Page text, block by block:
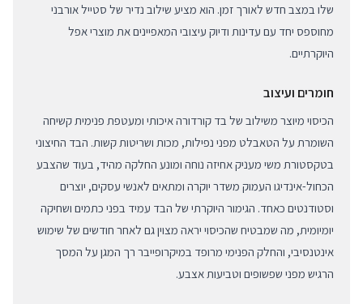
שלו במצב חדש לאורך זמן. הוא מציע שילוב נדיר של סטייל אורבני
מחוספס יחד עם עדינות ודיוק עיצובי המאפיינים את מוצרי אפל
היוקרתיים.
חומרים ועיצוב
הכיסוי מיוצר משילוב של בד קורדורה איכותי ומעטפת פנימית קשיחה
השומרת על הטאבלט מפני נפילות, מכות ושריטות קשות. הבד החיצוני
בטקסטורת משי מעניק אחיזה נוחה ומונע החלקה מהיד, בעוד שהצבע
הכחול-אינדיגו העמוק משדר יוקרה ומתאים לאנשי עסקים, יוצרים
וסטודנטים כאחד. הגימור היוקרתי של הבד עמיד בפני כתמים ושחיקה
יומיומית, מה שמבטיח שהכיסוי יראה מצוין גם לאחר חודשים של שימוש
אינטנסיבי, והחלק הפנימי מרופד במיקרופייבר רך המגן על המסך
הרגיש מפני שפשופים וטביעות אצבע.